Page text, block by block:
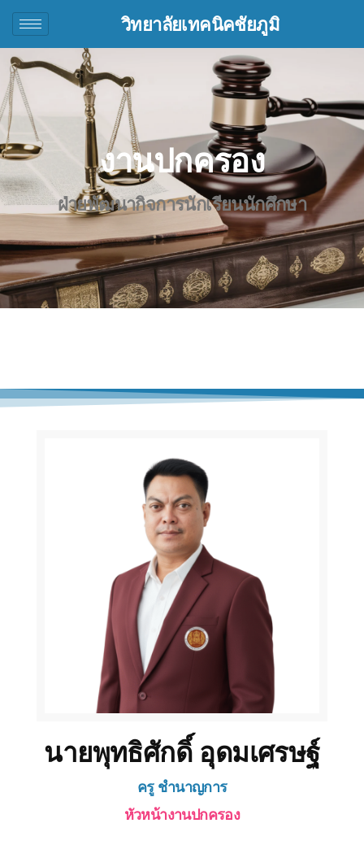
วิทยาลัยเทคนิคชัยภูมิ
งานปกครอง
ฝ่ายพัฒนากิจการนักเรียนนักศึกษา
นายพุทธิศักดิ์ อุดมเศรษฐ์
ครู ชำนาญการ
หัวหน้างานปกครอง